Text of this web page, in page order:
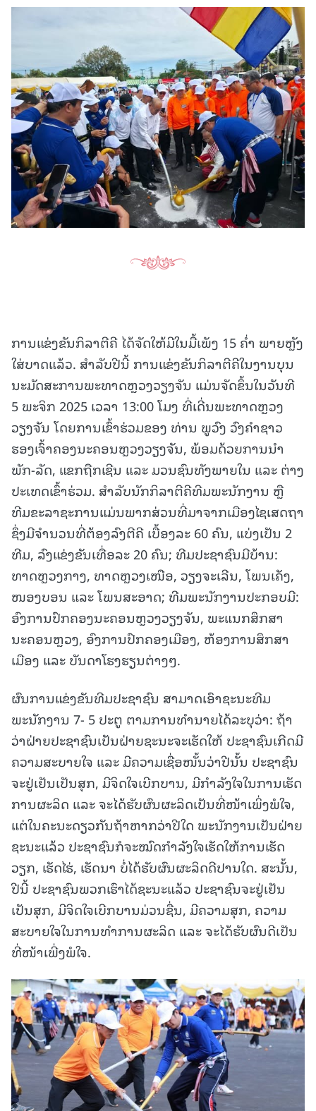
ການແຂ່ງຂັນກິລາຕີຄີ ໄດ້ຈັດໃຫ້ມີໃນມື້ເພັງ 15 ຄໍ່າ ພາຍຫຼັງ
ໃສ່ບາດແລ້ວ. ສຳລັບປີນີ້ ການແຂ່ງຂັນກິລາຕີຄີໃນງານບຸນ
ນະມັດສະການພະທາດຫຼວງວຽງຈັນ ແມ່ນຈັດຂຶ້ນໃນວັນທີ
5 ພະຈິກ 2025 ເວລາ 13:00 ໂມງ ທີ່ເດີ່ນພະທາດຫຼວງ
ວຽງຈັນ ໂດຍການເຂົ້າຮ່ວມຂອງ ທ່ານ ພູວົງ ວົງຄໍາຊາວ
ຮອງເຈົ້າຄອງນະຄອນຫຼວງວຽງຈັນ, ພ້ອມດ້ວຍການນໍາ
ພັກ-ລັດ, ແຂກຖືກເຊີນ ແລະ ມວນຊົນທັງພາຍໃນ ແລະ ຕ່າງ
ປະເທດເຂົ້າຮ່ວມ. ສໍາລັບນັກກິລາຕີຄີທີມພະນັກງານ ຫຼື
ທີມຂະລາຊະການແມ່ນພາກສ່ວນທີ່ມາຈາກເມືອງໄຊເສດຖາ
ຊຶ່ງມີຈໍານວນທີ່ຕ້ອງລົງຕີຄີ ເບື້ອງລະ 60 ຄົນ, ແບ່ງເປັນ 2
ທີມ, ລົງແຂ່ງຂັນເທື່ອລະ 20 ຄົນ; ທີມປະຊາຊົນມີບ້ານ:
ທາດຫຼວງກາງ, ທາດຫຼວງເໜືອ, ວຽງຈະເລີນ, ໂພນເຄັງ,
ໜອງບອນ ແລະ ໂພນສະອາດ; ທີມພະນັກງານປະກອບມີ:
ອົງການປົກຄອງນະຄອນຫຼວງວຽງຈັນ, ພະແນກສຶກສາ
ນະຄອນຫຼວງ, ອົງການປົກຄອງເມືອງ, ຫ້ອງການສຶກສາ
ເມືອງ ແລະ ບັນດາໂຮງຮຽນຕ່າງໆ.
ຜົນການແຂ່ງຂັນທີມປະຊາຊົນ ສາມາດເອົາຊະນະທີມ
ພະນັກງານ 7- 5 ປະຕູ ຕາມການທໍານາຍໄດ້ລະບຸວ່າ: ຖ້າ
ວ່າຝ່າຍປະຊາຊົນເປັນຝ່າຍຊະນະຈະເຮັດໃຫ້ ປະຊາຊົນເກີດມີ
ຄວາມສະບາຍໃຈ ແລະ ມີຄວາມເຊື່ອໜັ້ນວ່າປີນັ້ນ ປະຊາຊົນ
ຈະຢູ່ເຢັນເປັນສຸກ, ມີຈິດໃຈເບີກບານ, ມີກໍາລັງໃຈໃນການເຮັດ
ການຜະລິດ ແລະ ຈະໄດ້ຮັບຜົນຜະລິດເປັນທີ່ໜ້າເພິ່ງພໍໃຈ,
ແຕ່ໃນຄະນະດຽວກັນຖ້າຫາກວ່າປີໃດ ພະນັກງານເປັນຝ່າຍ
ຊະນະແລ້ວ ປະຊາຊົນກໍຈະໝົດກໍາລັງໃຈເຮັດໃຫ້ການເຮັດ
ວຽກ, ເຮັດໄຮ່, ເຮັດນາ ບໍ່ໄດ້ຮັບຜົນຜະລິດດີປານໃດ. ສະນັ້ນ,
ປີນີ້ ປະຊາຊົນພວກເຮົາໄດ້ຊະນະແລ້ວ ປະຊາຊົນຈະຢູ່ເຢັນ
ເປັນສຸກ, ມີຈິດໃຈເບີກບານມ່ວນຊື່ນ, ມີຄວາມສຸກ, ຄວາມ
ສະບາຍໃຈໃນການທໍາການຜະລິດ ແລະ ຈະໄດ້ຮັບຜົນດີເປັນ
ທີ່ໜ້າເພີ່ງພໍໃຈ.